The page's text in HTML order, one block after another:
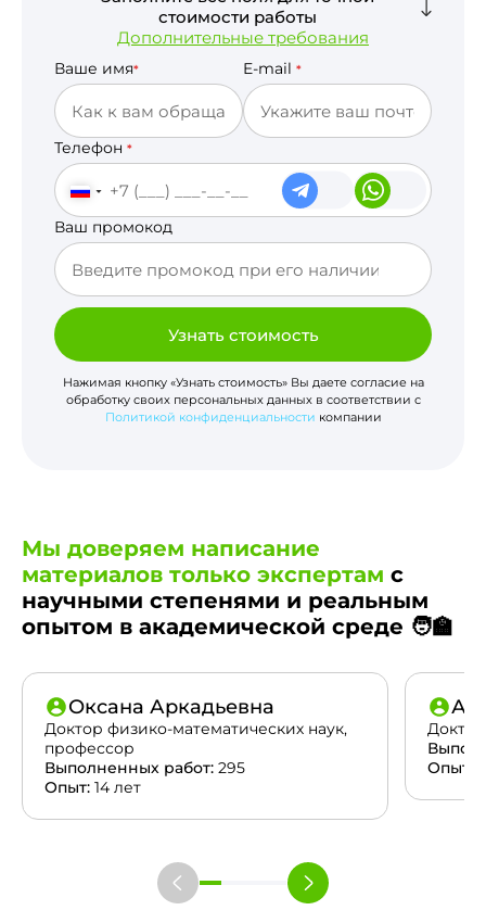
стоимости работы
Дополнительные требования
Ваше имя* E-mail *
Телефон *
Ваш промокод
Узнать стоимость
Нажимая кнопку «Узнать стоимость» Вы даете согласие на
обработку своих персональных данных в соответствии с
Политикой конфиденциальности компании
Мы доверяем написание
материалов только экспертам с
научными степенями и реальным
опытом в академической среде 🧑‍🏫
Оксана Аркадьевна
Доктор физико-математических наук,
профессор
Выполненных работ: 295
Опыт: 14 лет
Опыт: